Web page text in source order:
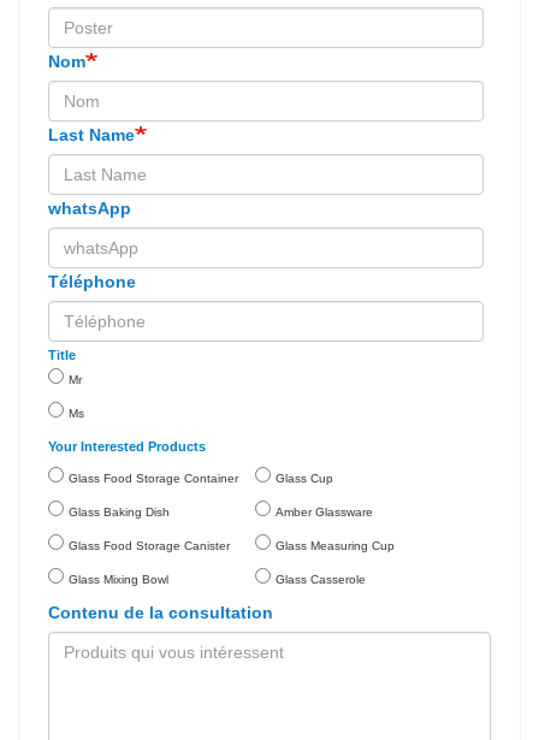
Nom
Last Name
whatsApp
Téléphone
Title
Mr
Ms
Your Interested Products
Glass Food Storage Container
Glass Baking Dish
Glass Food Storage Canister
Glass Mixing Bowl
Glass Cup
Amber Glassware
Glass Measuring Cup
Glass Casserole
Contenu de la consultation